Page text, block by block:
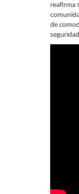
reafirma
de